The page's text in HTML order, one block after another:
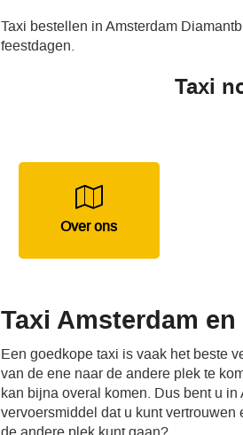
Taxi bestellen in Amsterdam
feestdagen.
Taxi
Over ons
Taxi Amsterdam
Een goedkope taxi is vaak het beste
van de ene naar de andere plek te
kan bijna overal komen. Dus bent u
vervoersmiddel dat u kunt